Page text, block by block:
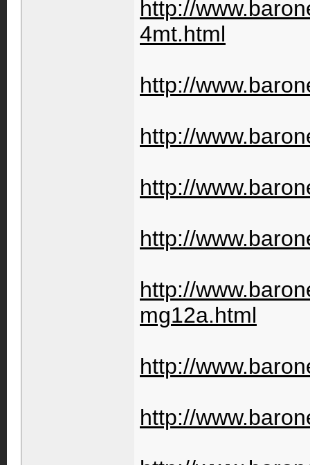
http://
4mt.html
http://
http://
http://
http://
http://
mg12a.html
http://
http://